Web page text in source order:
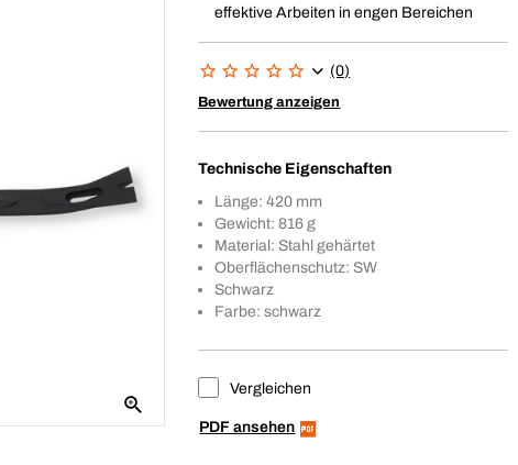
effektive Arbeiten in engen Bereichen
(0)
Bewertung anzeigen
Technische Eigenschaften
Länge: 420 mm
Gewicht: 816 g
Material: Stahl gehärtet
Oberflächenschutz: SW
Schwarz
Farbe: schwarz
Vergleichen
PDF ansehen